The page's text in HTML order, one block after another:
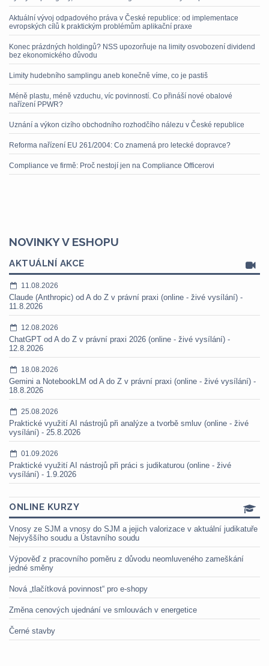
Aktuální vývoj odpadového práva v České republice: od implementace
evropských cílů k praktickým problémům aplikační praxe
Konec prázdných holdingů? NSS upozorňuje na limity osvobození dividend
bez ekonomického důvodu
Limity hudebního samplingu aneb konečně víme, co je pastiš
Méně plastu, méně vzduchu, víc povinností. Co přináší nové obalové
nařízení PPWR?
Uznání a výkon cizího obchodního rozhodčího nálezu v České republice
Reforma nařízení EU 261/2004: Co znamená pro letecké dopravce?
Compliance ve firmě: Proč nestojí jen na Compliance Officerovi
NOVINKY V ESHOPU
AKTUÁLNÍ AKCE
11.08.2026
Claude (Anthropic) od A do Z v právní praxi (online - živé vysílání) -
11.8.2026
12.08.2026
ChatGPT od A do Z v právní praxi 2026 (online - živé vysílání) -
12.8.2026
18.08.2026
Gemini a NotebookLM od A do Z v právní praxi (online - živé vysílání) -
18.8.2026
25.08.2026
Praktické využití AI nástrojů při analýze a tvorbě smluv (online - živé
vysílání) - 25.8.2026
01.09.2026
Praktické využití AI nástrojů při práci s judikaturou (online - živé
vysílání) - 1.9.2026
ONLINE KURZY
Vnosy ze SJM a vnosy do SJM a jejich valorizace v aktuální judikatuře
Nejvyššího soudu a Ústavního soudu
Výpověď z pracovního poměru z důvodu neomluveného zameškání
jedné směny
Nová „tlačítková povinnost“ pro e-shopy
Změna cenových ujednání ve smlouvách v energetice
Černé stavby